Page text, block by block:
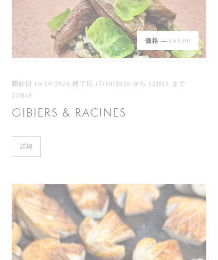
価格 — €65.00
開始日 16/10/2026 終了日 17/10/2026 から 12H15 まで
22H45
GIBIERS & RACINES
詳細((新しいウィンドウで開きます))